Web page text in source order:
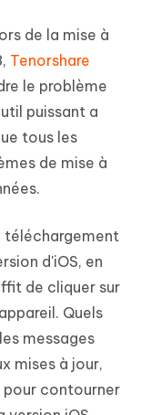
de la mise à
Tenorshare
le problème
puissant a
tous les
de mise à
téléchargement
d'iOS, en
de cliquer sur
Quels
messages
mises à jour,
pour contourner